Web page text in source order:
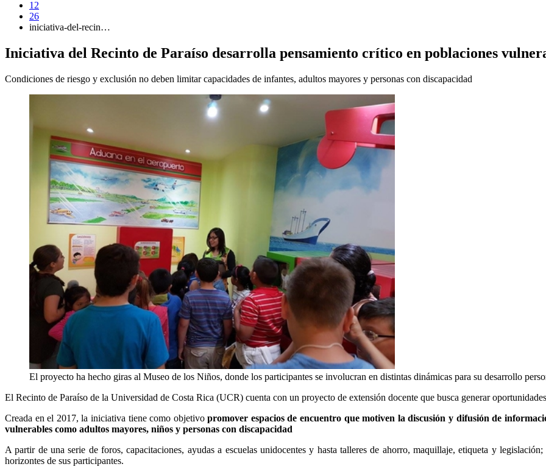
12
26
iniciativa-del-recin…
Iniciativa del Recinto de Paraíso desarrolla pensamiento crítico en poblaciones
Condiciones de riesgo y exclusión no deben limitar capacidades de infantes, adultos mayores y personas con discapacidad
El proyecto ha hecho giras al Museo de los Niños, donde los participantes se involucran en distintas dinámicas para su desarrollo
El Recinto de Paraíso de la Universidad de Costa Rica (UCR) cuenta con un proyecto de extensión docente que busca generar
Creada en el 2017, la iniciativa tiene como objetivopromover espacios de encuentro que motiven la discusión y difusión de
vulnerables como adultos mayores, niños y personas con discapacidad
A partir de una serie de foros, capacitaciones, ayudas a escuelas unidocentes y hasta talleres de ahorro, maquillaje, etiqueta y
horizontes de sus participantes.